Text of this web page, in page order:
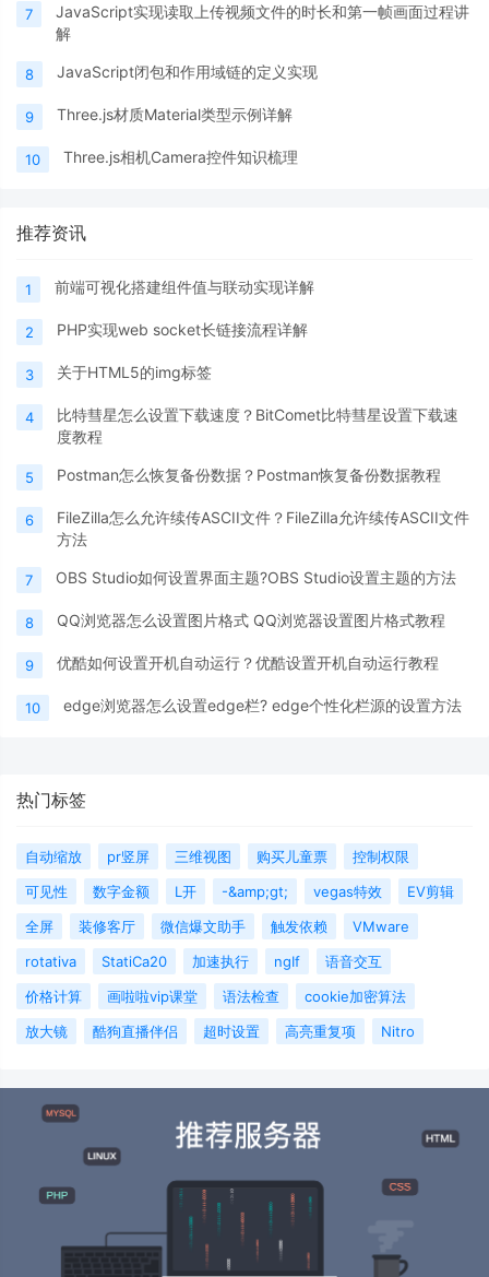
7
JavaScript实现读取上传视频文件的时长和第一帧画面过程讲
解
8 JavaScript闭包和作用域链的定义实现
9 Three.js材质Material类型示例详解
10 Three.js相机Camera控件知识梳理
推荐资讯
1 前端可视化搭建组件值与联动实现详解
2 PHP实现web socket长链接流程详解
3 关于HTML5的img标签
4
比特彗星怎么设置下载速度？BitComet比特彗星设置下载速
度教程
5 Postman怎么恢复备份数据？Postman恢复备份数据教程
6
FileZilla怎么允许续传ASCII文件？FileZilla允许续传ASCII文件
方法
7 OBS Studio如何设置界面主题?OBS Studio设置主题的方法
8 QQ浏览器怎么设置图片格式 QQ浏览器设置图片格式教程
9 优酷如何设置开机自动运行？优酷设置开机自动运行教程
10 edge浏览器怎么设置edge栏? edge个性化栏源的设置方法
热门标签
自动缩放 pr竖屏 三维视图 购买儿童票
控制权限
可见性
数字金额 L开 -&amp;gt; vegas特效
EV剪辑
全屏
装修客厅 微信爆文助手 触发依赖
VMware
rotativa
StatiCa20 加速执行 ngIf
语音交互
价格计算
画啦啦vip课堂 语法检查
cookie加密算法
放大镜
酷狗直播伴侣 超时设置 高亮重复项 Nitro